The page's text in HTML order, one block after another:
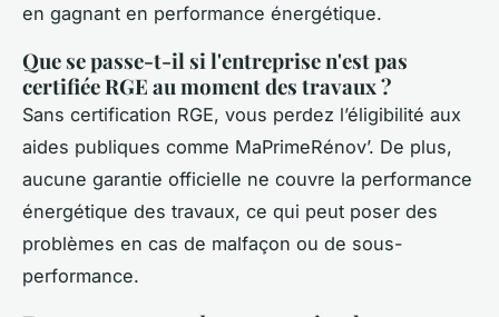
en gagnant en performance énergétique.
Que se passe-t-il si l'entreprise n'est pas
certifiée RGE au moment des travaux ?
Sans certification RGE, vous perdez l’éligibilité aux
aides publiques comme MaPrimeRénov’. De plus,
aucune garantie officielle ne couvre la performance
énergétique des travaux, ce qui peut poser des
problèmes en cas de malfaçon ou de sous-
performance.